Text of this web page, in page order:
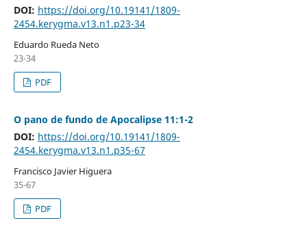
DOI: https://doi.org/10.19141/1809-
2454.kerygma.v13.n1.p23-34
Eduardo Rueda Neto
23-34
PDF
O pano de fundo de Apocalipse 11:1-2
DOI: https://doi.org/10.19141/1809-
2454.kerygma.v13.n1.p35-67
Francisco Javier Higuera
35-67
PDF